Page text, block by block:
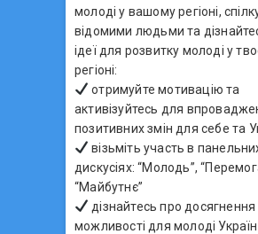
молоді у вашому регіоні,
відомими людьми та
ідеї для розвитку молоді у
регіоні:
отримуйте мотивацію та
активізуйтесь для
позитивних змін для себе та
візьміть участь в
дискусіях: “Молодь”,
“Майбутнє”
дізнайтесь про досягнення
можливості для молоді